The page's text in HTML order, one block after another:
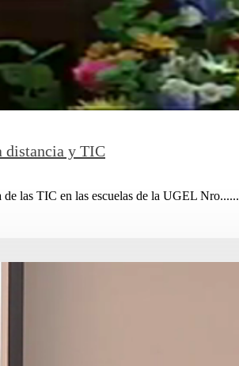
distancia y TIC
de las TIC en las escuelas de la UGEL Nro......